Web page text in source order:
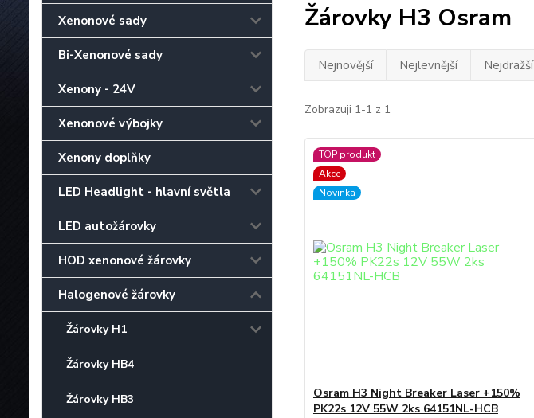
Xenonové sady
Bi-Xenonové sady
Xenony - 24V
Xenonové výbojky
Xenony doplňky
LED Headlight - hlavní světla
LED autožárovky
HOD xenonové žárovky
Halogenové žárovky
Žárovky H1
Žárovky HB4
Žárovky HB3
Žárovky H3 Osram
Nejnovější Nejlevnější Nejdražší
Zobrazuji 1-1 z 1
TOP produkt
Akce
Novinka
Osram H3 Night Breaker Laser +150%
PK22s 12V 55W 2ks 64151NL-HCB